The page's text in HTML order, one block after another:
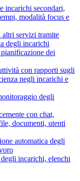
incarichi secondari,
modalità focus e
servizi tramite
degli incarichi
dei
con rapporti sugli
negli incarichi e
degli
con chat,
documenti, utenti
automatica degli
incarichi, elenchi